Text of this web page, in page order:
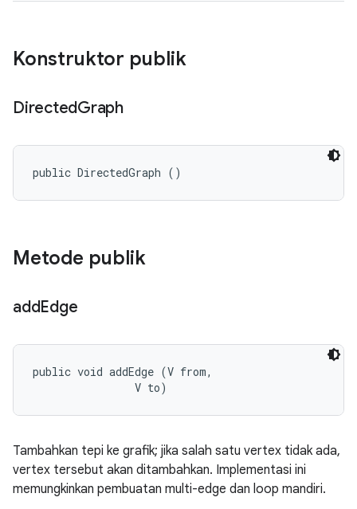
Konstruktor publik
DirectedGraph
public DirectedGraph ()
Metode publik
addEdge
public void addEdge (V from,
                V to)
Tambahkan tepi ke grafik; jika salah satu vertex tidak ada,
vertex tersebut akan ditambahkan. Implementasi ini
memungkinkan pembuatan multi-edge dan loop mandiri.